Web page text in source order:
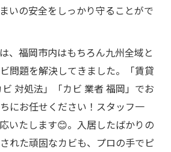
いの安全をしっかり守ることがで
、福岡市内はもちろん九州全域と
問題を解決してきました。「賃貸
対処法」「カビ 業者 福岡」でお
にお任せください！スタッフ一
いたします😊。入居したばかりの
れた頑固なカビも、プロの手でピ